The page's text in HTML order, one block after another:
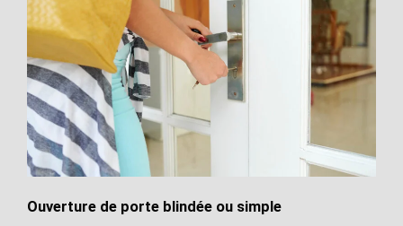
Ouverture de porte blindée ou simple